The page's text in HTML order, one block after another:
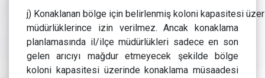
j) Konaklanan bölge için belirlenmiş koloni kapasitesi
müdürlüklerince izin verilmez. Ancak konaklama
planlamasında il/ilçe müdürlükleri sadece en son
gelen arıcıyı mağdur etmeyecek şekilde bölge
koloni kapasitesi üzerinde konaklama müsaadesi